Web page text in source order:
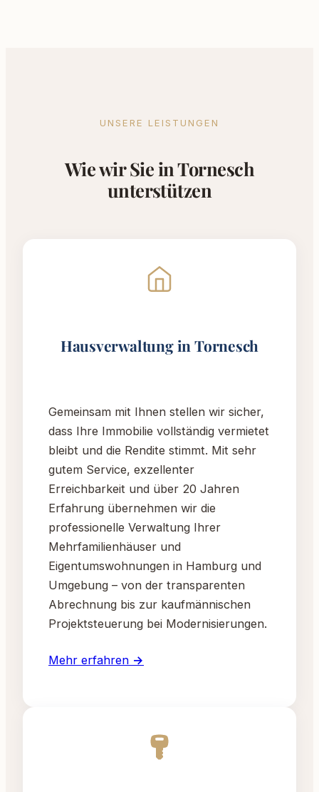
UNSERE LEISTUNGEN
Wie wir Sie in Tornesch
unterstützen
Hausverwaltung in Tornesch
Gemeinsam mit Ihnen stellen wir sicher,
dass Ihre Immobilie vollständig vermietet
bleibt und die Rendite stimmt. Mit sehr
gutem Service, exzellenter
Erreichbarkeit und über 20 Jahren
Erfahrung übernehmen wir die
professionelle Verwaltung Ihrer
Mehrfamilienhäuser und
Eigentumswohnungen in Hamburg und
Umgebung – von der transparenten
Abrechnung bis zur kaufmännischen
Projektsteuerung bei Modernisierungen.
Mehr erfahren →